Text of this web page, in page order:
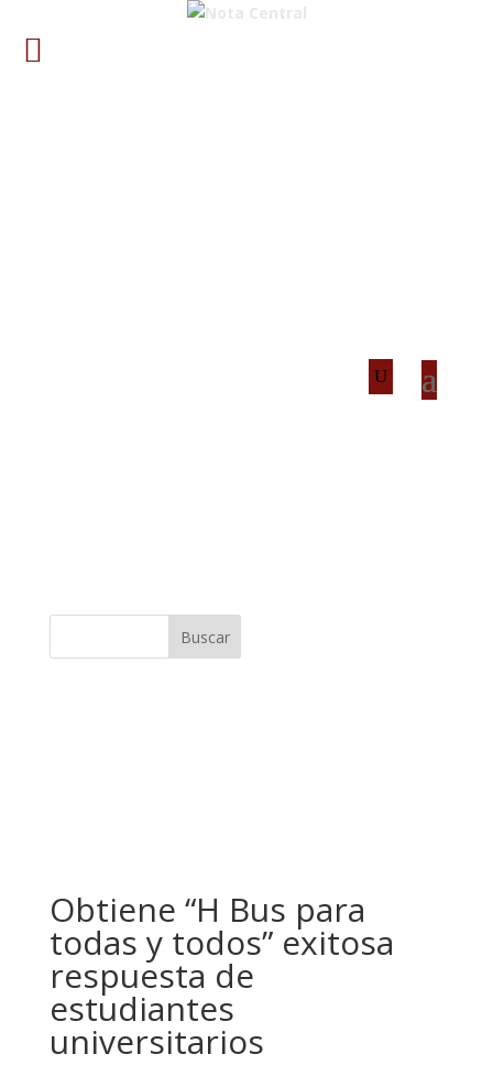
Buscar
Obtiene “H Bus para
todas y todos” exitosa
respuesta de
estudiantes
universitarios